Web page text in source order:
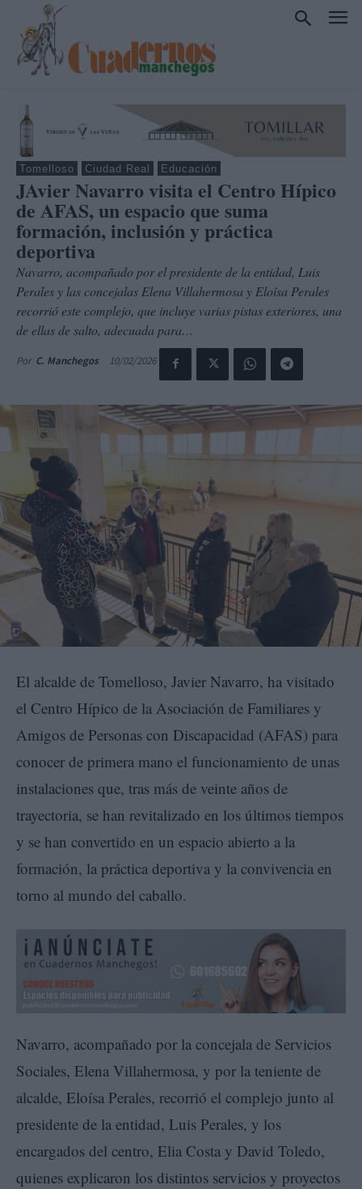
Tomelloso Ciudad Real Educación
JAvier Navarro visita el Centro Hípico
de AFAS, un espacio que suma
formación, inclusión y práctica
deportiva
Navarro, acompañado por el presidente de la entidad, Luis
Perales y las concejalas Elena Villahermosa y Eloísa Perales
recorrió este complejo, que incluye varias pistas exteriores, una
de ellas de salto, adecuada para…
Por C. Manchegos 10/02/2026
El alcalde de Tomelloso, Javier Navarro, ha visitado
el Centro Hípico de la Asociación de Familiares y
Amigos de Personas con Discapacidad (AFAS) para
conocer de primera mano el funcionamiento de unas
instalaciones que, tras más de veinte años de
trayectoria, se han revitalizado en los últimos tiempos
y se han convertido en un espacio abierto a la
formación, la práctica deportiva y la convivencia en
torno al mundo del caballo.
Navarro, acompañado por la concejala de Servicios
Sociales, Elena Villahermosa, y por la teniente de
alcalde, Eloísa Perales, recorrió el complejo junto al
presidente de la entidad, Luis Perales, y los
encargados del centro, Elia Costa y David Toledo,
quienes explicaron los distintos servicios y proyectos